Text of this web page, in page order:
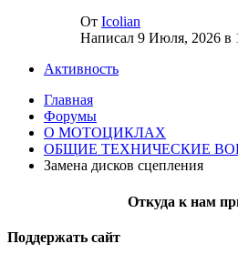
От Icolian
Написал 9 Июля, 2026 в
Активность
Главная
Форумы
О МОТОЦИКЛАХ
ОБЩИЕ ТЕХНИЧЕСКИЕ
Замена дисков сцепления
Откуда к нам
Поддержать сайт